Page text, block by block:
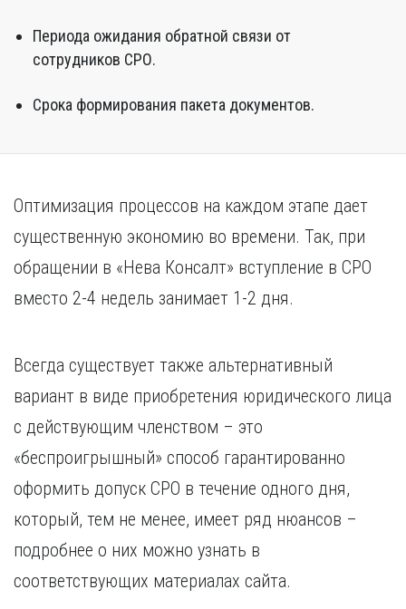
Периода ожидания обратной связи от
сотрудников СРО.
Срока формирования пакета документов.
Оптимизация процессов на каждом этапе дает
существенную экономию во времени. Так, при
обращении в «Нева Консалт» вступление в СРО
вместо 2-4 недель занимает 1-2 дня.
Всегда существует также альтернативный
вариант в виде приобретения юридического лица
с действующим членством – это
«беспроигрышный» способ гарантированно
оформить допуск СРО в течение одного дня,
который, тем не менее, имеет ряд нюансов –
подробнее о них можно узнать в
соответствующих материалах сайта.